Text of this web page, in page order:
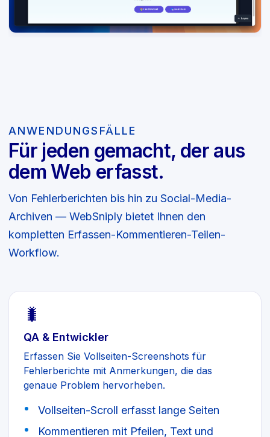
ANWENDUNGSFÄLLE
Für jeden gemacht, der aus
dem Web erfasst.
Von Fehlerberichten bis hin zu Social-Media-
Archiven — WebSniply bietet Ihnen den
kompletten Erfassen-Kommentieren-Teilen-
Workflow.
🐛
QA & Entwickler
Erfassen Sie Vollseiten-Screenshots für
Fehlerberichte mit Anmerkungen, die das
genaue Problem hervorheben.
Vollseiten-Scroll erfasst lange Seiten
Kommentieren mit Pfeilen, Text und